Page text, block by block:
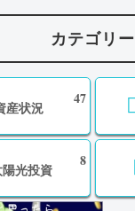
カテゴリー
産状況
47
陽光投資
8